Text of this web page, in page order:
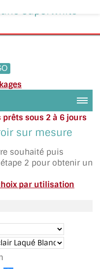
SuperWhite
prêts sous 2 à 6 jours
Besoin d'aide ?
au 06 79 92 33 38
sur mesure
souhaité puis
2 pour obtenir un
par utilisation